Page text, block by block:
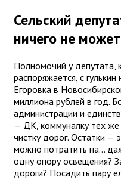
Сельский
ничего не может
Полномочий у
распоряжается, с
Егоровка в
миллиона рублей в год.
администрации и
— ДК, коммуналку тех же
чистку дорог. Остатки —
можно потратить на...
одну опору освещения?
дороги? Посадить пару